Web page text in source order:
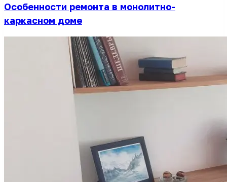
Особенности ремонта в монолитно-
каркасном доме